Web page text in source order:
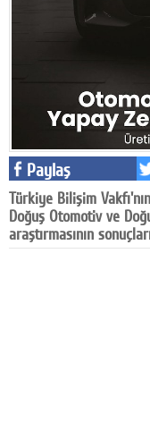
Teknoloji
Dünya
Facebook
Diziler
Karikatür
Paylaş
Türkiye Bilişim
Doğuş Otomotiv ve
araştırmasının